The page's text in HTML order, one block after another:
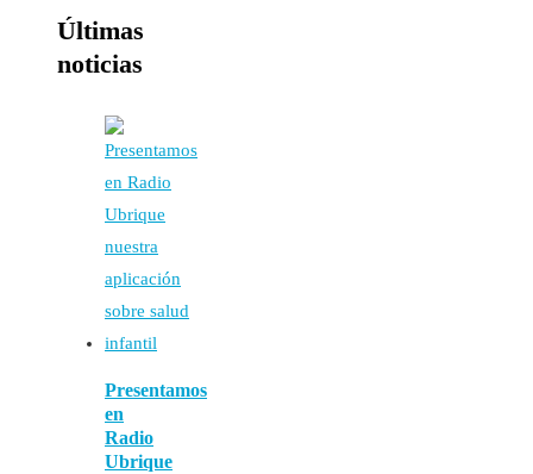
Últimas
noticias
Presentamos
en
Radio
Ubrique